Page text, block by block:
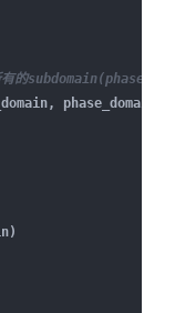
的subdomain(phases)